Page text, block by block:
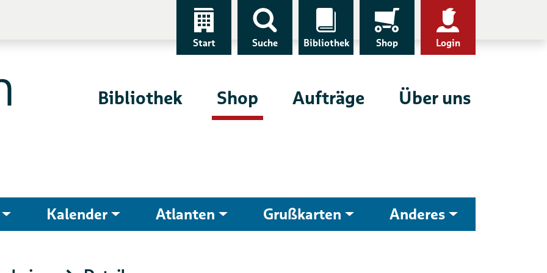
Start Suche Bibliothek Shop Login
Bibliothek Shop Aufträge Über uns
Kalender Atlanten Grußkarten Anderes